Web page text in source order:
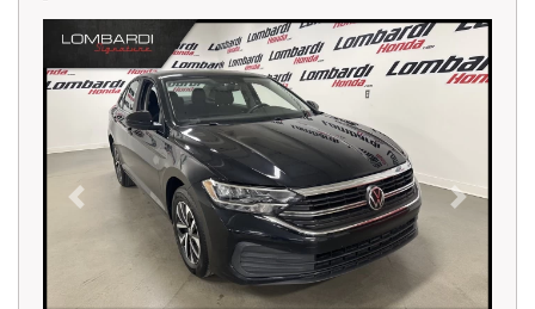
Previous Next